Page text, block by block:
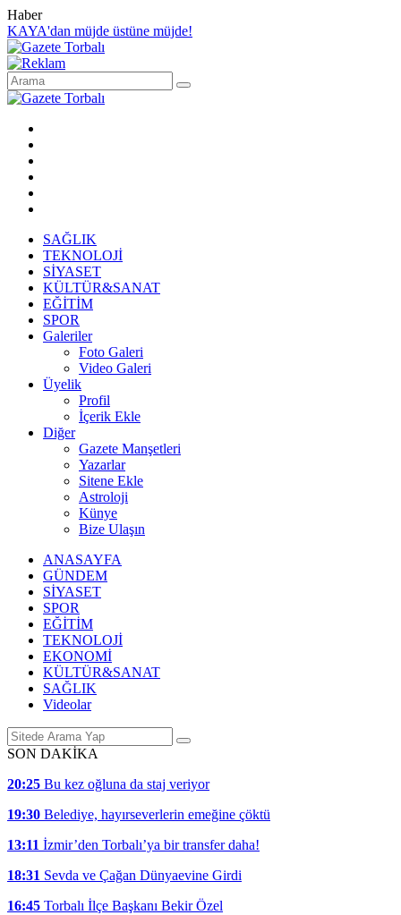
Haber
KAYA'dan müjde üstüne müjde!
SAĞLIK
TEKNOLOJİ
SİYASET
KÜLTÜR&SANAT
EĞİTİM
SPOR
Galeriler
Foto Galeri
Video Galeri
Üyelik
Profil
İçerik Ekle
Diğer
Gazete Manşetleri
Yazarlar
Sitene Ekle
Astroloji
Künye
Bize Ulaşın
ANASAYFA
GÜNDEM
SİYASET
SPOR
EĞİTİM
TEKNOLOJİ
EKONOMİ
KÜLTÜR&SANAT
SAĞLIK
Videolar
SON DAKİKA
20:25 Bu kez oğluna da staj veriyor
19:30 Belediye, hayırseverlerin emeğine çöktü
13:11 İzmir’den Torbalı’ya bir transfer daha!
18:31 Sevda ve Çağan Dünyaevine Girdi
16:45 Torbalı İlçe Başkanı Bekir Özel